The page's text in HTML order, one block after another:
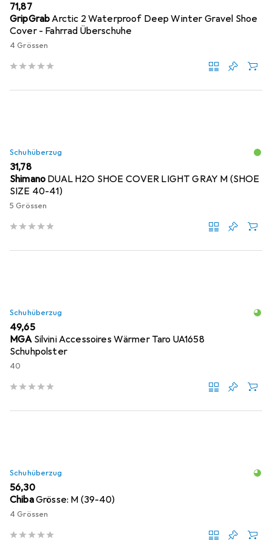
EUR
71,87
GripGrabArctic 2 Waterproof Deep Winter Gravel Shoe
Cover - Fahrrad Überschuhe
4 Grössen
Schuhüberzug
EUR
31,78
Shimano DUAL H2O SHOE COVER LIGHT GRAY M (SHOE
SIZE 40-41)
5 Grössen
Schuhüberzug
EUR
49,65
MGA Silvini Accessoires Wärmer Taro UA1658
Schuhpolster
40
Schuhüberzug
EUR
56,30
ChibaGrösse: M (39-40)
4 Grössen